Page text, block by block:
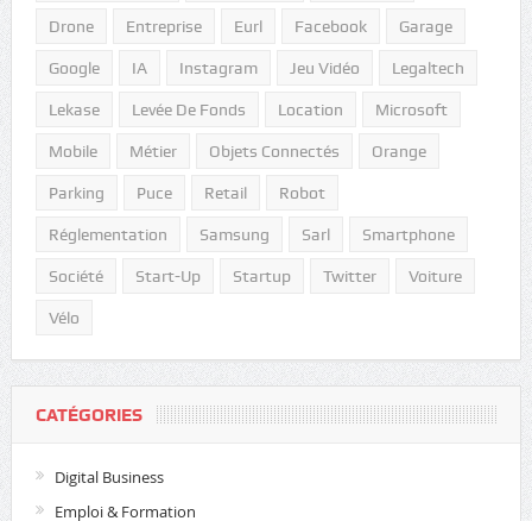
Drone Entreprise Eurl Facebook Garage
Google IA Instagram Jeu Vidéo Legaltech
Lekase Levée De Fonds Location Microsoft
Mobile Métier Objets Connectés Orange
Parking Puce Retail Robot
Réglementation Samsung Sarl Smartphone
Société Start-Up Startup Twitter Voiture
Vélo
CATÉGORIES
Digital Business
Emploi & Formation